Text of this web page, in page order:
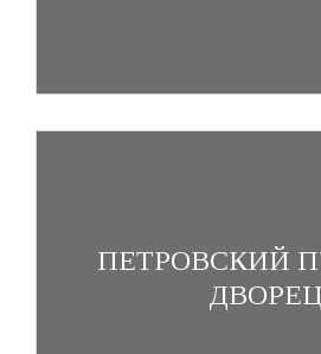
ПЕТРОВСКИЙ
ДВОРЕЦ